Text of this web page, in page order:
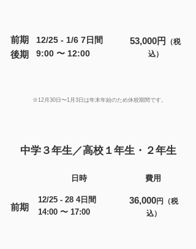
前期
後期
12/25 - 1/6 7日間
9:00 〜 12:00
53,000円
（税
込）
※12月30日〜1月3日は年末年始のため休校期間です。
中学３年生／高校１年生・２年生
​日時
前期
12/25 - 28 4日間
14:00 〜 17:00
費用
36,000円（税
込）